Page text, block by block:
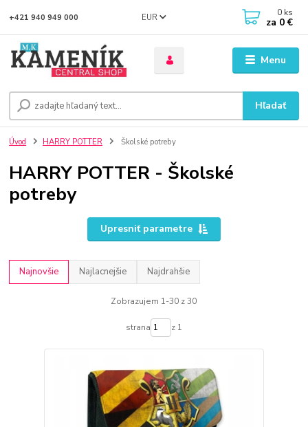
Menu
EUR
Hľadať
+421 940 949 000 0 ks
za 0 €
Úvod HARRY POTTER Školské potreby
HARRY POTTER - Školské
potreby
Upresniť parametre
Najnovšie Najlacnejšie Najdrahšie
Zobrazujem 1-30 z 30
strana z 1